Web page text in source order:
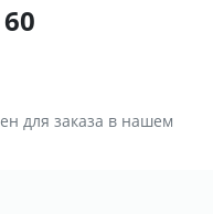
для заказа в нашем